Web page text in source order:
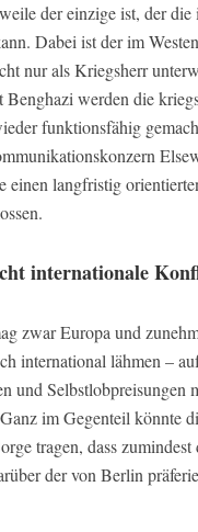
der einzige ist, der die
Dabei ist der im
nur als Kriegsherr
Benghazi werden die
funktionsfähig
einen langfristig
internationale
zwar Europa und
international lähmen –
und Selbstlobpreisungen
im Gegenteil könnte
tragen, dass
der von Berlin